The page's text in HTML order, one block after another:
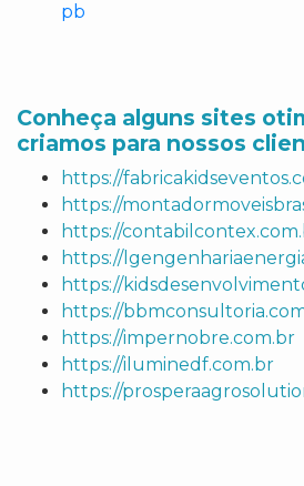
pb
Conheça alguns sites
criamos para nossos
https://
https://
https://
https://
https://
https://
https://impernobre.com.br
https://iluminedf.com.br
https://